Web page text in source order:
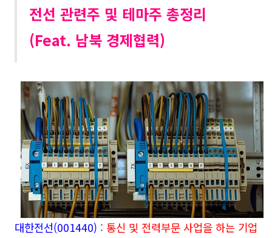
전선 관련주 및 테마주 총정리
(Feat. 남북 경제협력)
대한전선(001440) : 통신 및 전력부문 사업을 하는 기업